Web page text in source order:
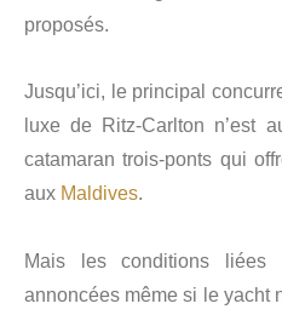
proposés.
Jusqu’ici, le principal
luxe de Ritz-Carlton n’est
catamaran trois-ponts qui
aux Maldives.
Mais les conditions
annoncées même si le yacht